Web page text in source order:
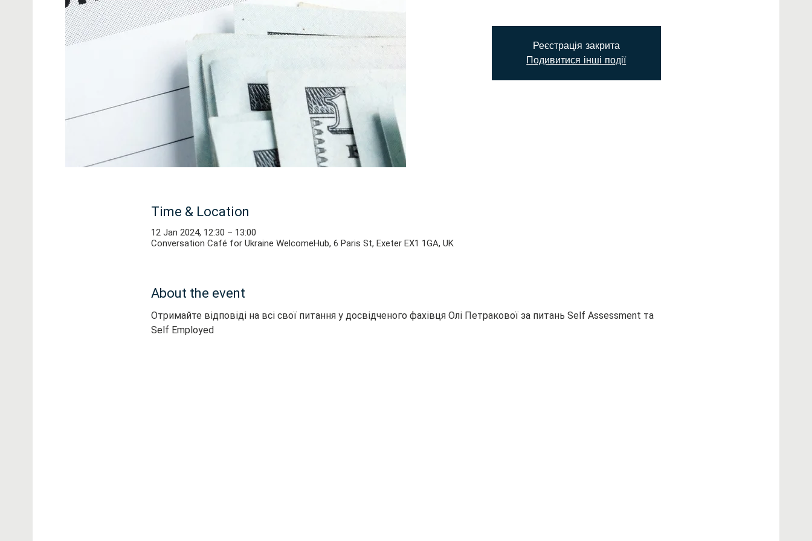
Реєстрація закрита
Подивитися інші події
Time & Location
12 Jan 2024, 12:30 – 13:00
Conversation Café for Ukraine WelcomeHub, 6 Paris St, Exeter EX1 1GA, UK
About the event
Отримайте відповіді на всі свої питання у досвідченого фахівця Олі Петракової за питань Self Assessment та
Self Employed